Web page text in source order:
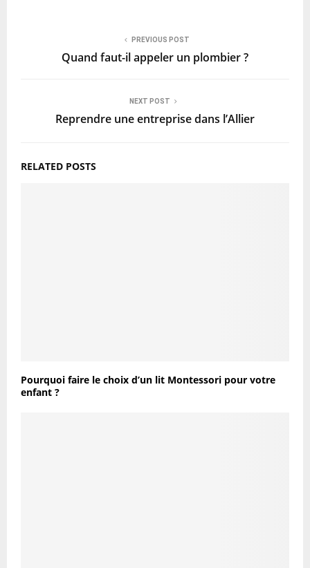
PREVIOUS POST
Quand faut-il appeler un plombier ?
NEXT POST
Reprendre une entreprise dans l’Allier
RELATED POSTS
Pourquoi faire le choix d’un lit Montessori pour votre
enfant ?